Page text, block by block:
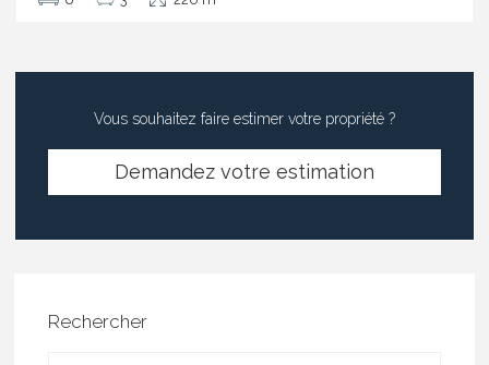
Vous souhaitez faire estimer votre propriété ?
Demandez votre estimation
Rechercher